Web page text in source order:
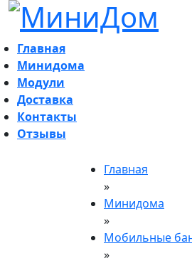
Главная
Минидома
Модули
Доставка
Контакты
Отзывы
Главная
»
Минидома
»
Мобильные
»